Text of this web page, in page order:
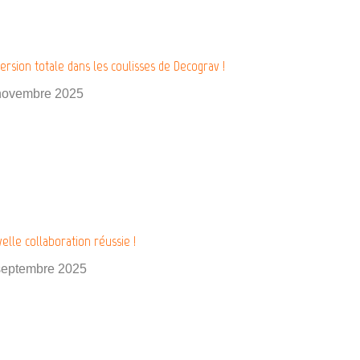
totale dans les coulisses de Decograv !
2025
collaboration réussie !
2025